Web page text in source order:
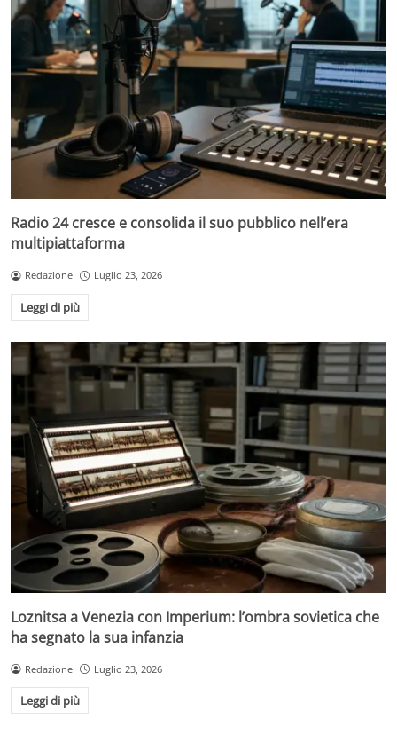
Radio 24 cresce e consolida il suo pubblico nell’era
multipiattaforma
Redazione Luglio 23, 2026
Leggi di più
Loznitsa a Venezia con Imperium: l’ombra sovietica che
ha segnato la sua infanzia
Redazione Luglio 23, 2026
Leggi di più